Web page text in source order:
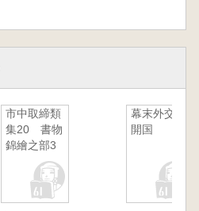
市中取締類
集20 書物
錦繪之部3
幕末外交と
開国